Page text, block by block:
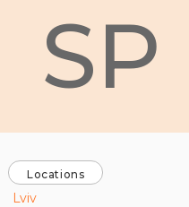
SP
Locations
Lviv